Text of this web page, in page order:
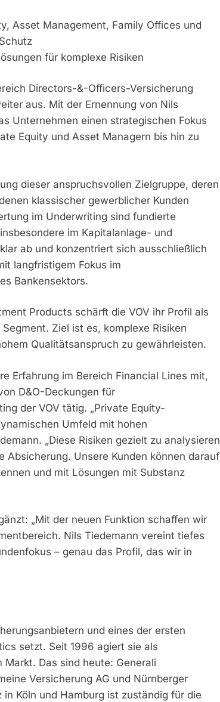
Asset Management, Family Offices und
für komplexe Risiken
Directors-&-Officers-Versicherung
aus. Mit der Ernennung von Nils
Unternehmen einen strategischen Fokus
Equity und Asset Managern bis hin zu
dieser anspruchsvollen Zielgruppe, deren
klassischer gewerblicher Kunden
im Underwriting sind fundierte
im Kapitalanlage- und
ab und konzentriert sich ausschließlich
langfristigem Fokus im
Bankensektors.
Products schärft die VOV ihr Profil als
Ziel ist es, komplexe Risiken
Qualitätsanspruch zu gewährleisten.
Erfahrung im Bereich Financial Lines mit,
D&O-Deckungen für
der VOV tätig. „Private Equity-
Umfeld mit hohen
„Diese Risiken gezielt zu analysieren
Unsere Kunden können darauf
und mit Lösungen mit Substanz
„Mit der neuen Funktion schaffen wir
Nils Tiedemann vereint tiefes
– genau das Profil, das wir in
und eines der ersten
setzt. Seit 1996 agiert sie als
Das sind heute: Generali
Versicherung AG und Nürnberger
Köln und Hamburg ist zuständig für die